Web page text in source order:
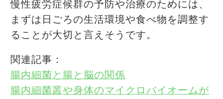
慢性疲労症候群の予防や治療のためには、
まずは日ごろの生活環境や食べ物を調整す
ることが大切と言えそうです。
関連記事：
腸内細菌と腸と脳の関係
腸内細菌叢や身体のマイクロバイオームが